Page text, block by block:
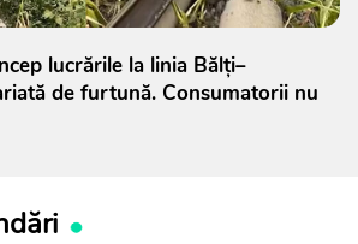
lucrările la linia Bălți–
de furtună. Consumatorii nu